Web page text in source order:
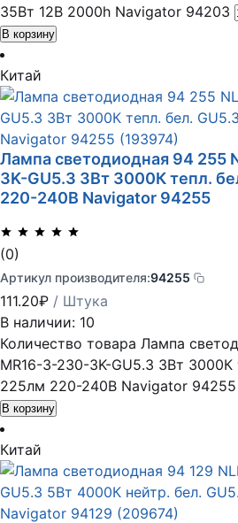
35Вт 12В 2000h Navigator 94203
В корзину
Китай
Лампа светодиодная 94 255
3K-GU5.3 3Вт 3000К тепл.
220-240В Navigator 94255
(0)
Артикул производителя:94255
111.20₽ / Штука
В наличии: 10
Количество товара Лампа
MR16-3-230-3K-GU5.3 3Вт 3000К
225лм 220-240В Navigator 94255
В корзину
Китай